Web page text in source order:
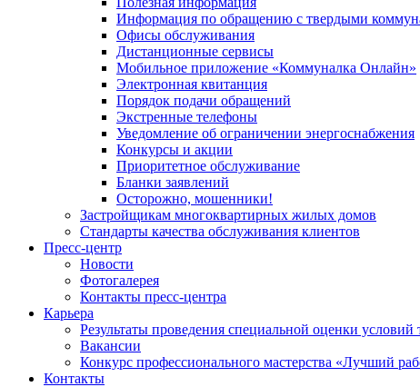
Информация по обращению с твердыми
Офисы обслуживания
Дистанционные сервисы
Мобильное приложение «Коммуналка Онлайн»
Электронная квитанция
Порядок подачи обращений
Экстренные телефоны
Уведомление об ограничении энергоснабжения
Конкурсы и акции
Приоритетное обслуживание
Бланки заявлений
Осторожно, мошенники!
Застройщикам многоквартирных жилых домов
Стандарты качества обслуживания клиентов
Пресс-центр
Новости
Фотогалерея
Контакты пресс-центра
Карьера
Результаты проведения специальной оценки условий
Вакансии
Конкурс профессионального мастерства «Лучший
Контакты